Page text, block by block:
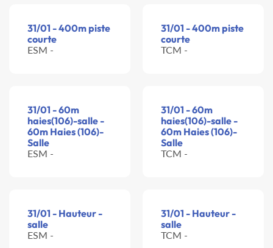
31/01 - 400m piste
courte
ESM -
31/01 - 400m piste
courte
TCM -
31/01 - 60m
haies(106)-salle -
60m Haies (106)-
Salle
ESM -
31/01 - 60m
haies(106)-salle -
60m Haies (106)-
Salle
TCM -
31/01 - Hauteur -
salle
ESM -
31/01 - Hauteur -
salle
TCM -